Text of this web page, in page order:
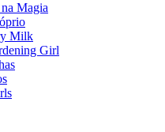
Magia
Milk
Girl